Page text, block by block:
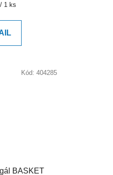
1 ks
BASKET
Kód: 404285